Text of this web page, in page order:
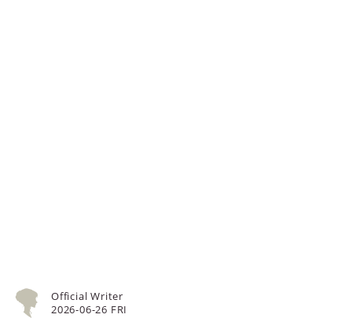
2026-06-26 FRI
Official Writer